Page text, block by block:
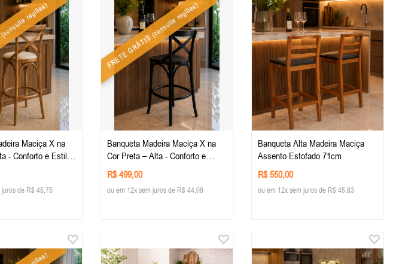
(consulte regiões)
- Conforto e Estilo
- Mobiliario
de R$ 45,75
FRETE GRÁTIS
(consulte regiões)
Banqueta Madeira Maciça X na
Cor Preta – Alta - Conforto e
Estilo para sua Decoração -
Mobiliario Rústico
R$ 499,00
ou em 12x sem juros de R$ 44,08
Banqueta Alta Madeira Maciça
Assento Estofado 71cm
R$ 550,00
ou em 12x sem juros de R$ 45,83